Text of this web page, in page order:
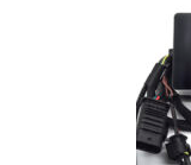
для
X1
и
X2